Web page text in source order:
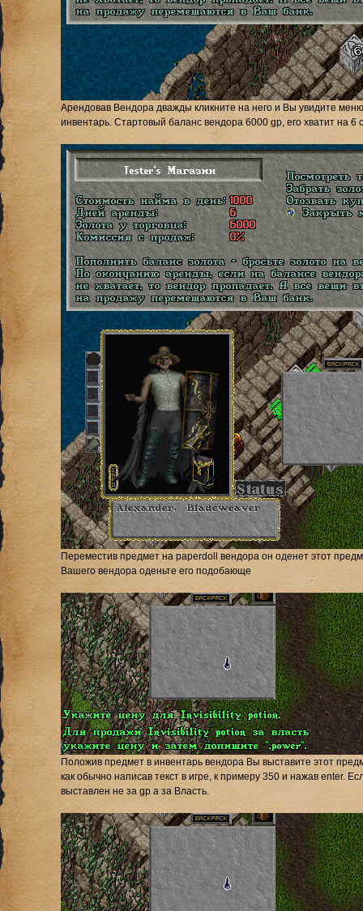
Арендовав Вендора дважды кликните на него и Вы увидите
инвентарь. Стартовый баланс вендора 6000 gp, его хватит на 6
Переместив предмет на paperdoll вендора он оденет этот
Вашего вендора оденьте его подобающе
Положив предмет в инвентарь вендора Вы выставите этот
как обычно написав текст в игре, к примеру 350 и нажав enter.
выставлен не за gp а за Власть.